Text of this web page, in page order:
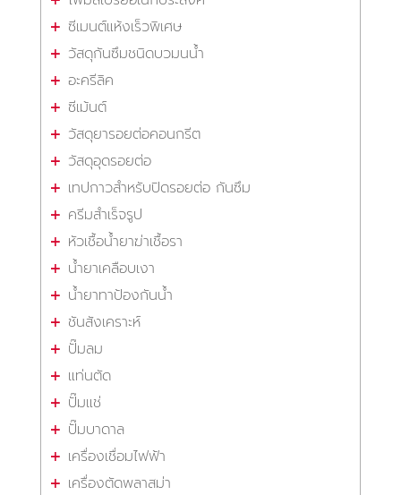
ซีเมนต์แห้งเร็วพิเศษ
วัสดุกันซึมชนิดบวมนน้ำ
อะครีลิค
ซีเม้นต์
วัสดุยารอยต่อคอนกรีต
วัสดุอุดรอยต่อ
เทปกาวสำหรับปิดรอยต่อ กันซึม
ครีมสำเร็จรูป
หัวเชื้อน้ำยาฆ่าเชื้อรา
น้ำยาเคลือบเงา
น้ำยาทาป้องกันน้ำ
ชันสังเคราะห์
ปั๊มลม
แท่นตัด
ปั๊มแช่
ปั๊มบาดาล
เครื่องเชื่อมไฟฟ้า
เครื่องตัดพลาสม่า